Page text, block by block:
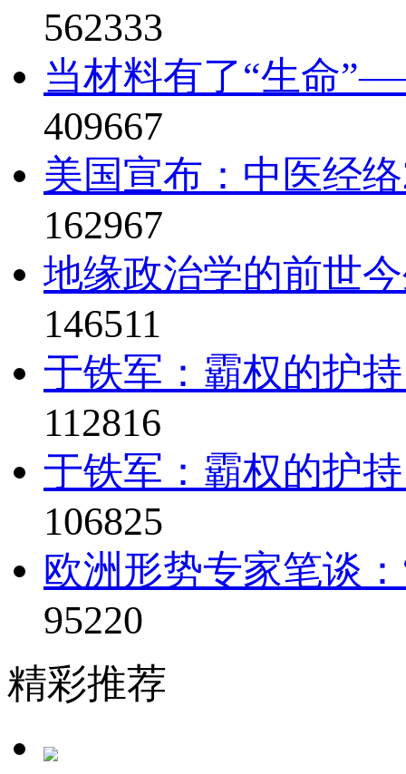
562333
当材料有了“生命
409667
美国宣布：中医经
162967
地缘政治学的前世
146511
于铁军：霸权的护
112816
于铁军：霸权的护
106825
欧洲形势专家笔谈
95220
精彩推荐